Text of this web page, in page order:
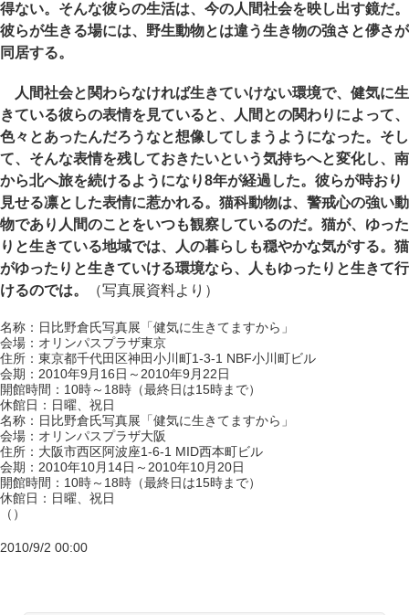
得ない。そんな彼らの生活は、今の人間社会を映し出す鏡だ。
彼らが生きる場には、野生動物とは違う生き物の強さと儚さが
同居する。
人間社会と関わらなければ生きていけない環境で、健気に生
きている彼らの表情を見ていると、人間との関わりによって、
色々とあったんだろうなと想像してしまうようになった。そし
て、そんな表情を残しておきたいという気持ちへと変化し、南
から北へ旅を続けるようになり8年が経過した。彼らが時おり
見せる凛とした表情に惹かれる。猫科動物は、警戒心の強い動
物であり人間のことをいつも観察しているのだ。猫が、ゆった
りと生きている地域では、人の暮らしも穏やかな気がする。猫
がゆったりと生きていける環境なら、人もゆったりと生きて行
けるのでは。
（写真展資料より）
名称：日比野倉氏写真展「健気に生きてますから」
会場：オリンパスプラザ東京
住所：東京都千代田区神田小川町1-3-1 NBF小川町ビル
会期：2010年9月16日～2010年9月22日
開館時間：10時～18時（最終日は15時まで）
休館日：日曜、祝日
名称：日比野倉氏写真展「健気に生きてますから」
会場：オリンパスプラザ大阪
住所：大阪市西区阿波座1-6-1 MID西本町ビル
会期：2010年10月14日～2010年10月20日
開館時間：10時～18時（最終日は15時まで）
休館日：日曜、祝日
（）
2010/9/2 00:00